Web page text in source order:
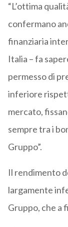
“L’ottima
confermano
finanziaria
Italia – fa
permesso di
inferiore
mercato,
sempre tra i
Gruppo”.
Il rendimento
largamente
Gruppo, che a